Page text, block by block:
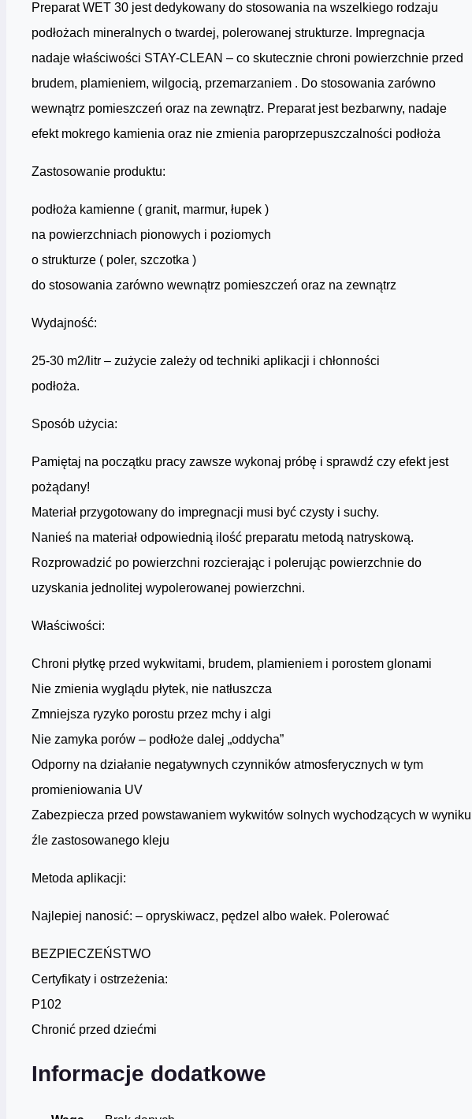
Preparat WET 30 jest dedykowany do stosowania na wszelkiego rodzaju
podłożach mineralnych o twardej, polerowanej strukturze. Impregnacja
nadaje właściwości STAY-CLEAN – co skutecznie chroni powierzchnie przed
brudem, plamieniem, wilgocią, przemarzaniem . Do stosowania zarówno
wewnątrz pomieszczeń oraz na zewnątrz. Preparat jest bezbarwny, nadaje
efekt mokrego kamienia oraz nie zmienia paroprzepuszczalności podłoża
Zastosowanie produktu:
podłoża kamienne ( granit, marmur, łupek )
na powierzchniach pionowych i poziomych
o strukturze ( poler, szczotka )
do stosowania zarówno wewnątrz pomieszczeń oraz na zewnątrz
Wydajność:
25-30 m2/litr – zużycie zależy od techniki aplikacji i chłonności
podłoża.
Sposób użycia:
Pamiętaj na początku pracy zawsze wykonaj próbę i sprawdź czy efekt jest
pożądany!
Materiał przygotowany do impregnacji musi być czysty i suchy.
Nanieś na materiał odpowiednią ilość preparatu metodą natryskową.
Rozprowadzić po powierzchni rozcierając i polerując powierzchnie do
uzyskania jednolitej wypolerowanej powierzchni.
Właściwości:
Chroni płytkę przed wykwitami, brudem, plamieniem i porostem glonami
Nie zmienia wyglądu płytek, nie natłuszcza
Zmniejsza ryzyko porostu przez mchy i algi
Nie zamyka porów – podłoże dalej „oddycha”
Odporny na działanie negatywnych czynników atmosferycznych w tym
promieniowania UV
Zabezpiecza przed powstawaniem wykwitów solnych wychodzących w wyniku
źle zastosowanego kleju
Metoda aplikacji:
Najlepiej nanosić: – opryskiwacz, pędzel albo wałek. Polerować
BEZPIECZEŃSTWO
Certyfikaty i ostrzeżenia:
P102
Chronić przed dziećmi
Informacje dodatkowe